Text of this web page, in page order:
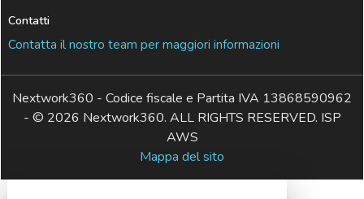
Contatti
Contatta il nostro team per maggiori informazioni
Nextwork360 - Codice fiscale e Partita IVA 13868590962
- © 2026 Nextwork360. ALL RIGHTS RESERVED. ISP
AWS
Mappa del sito